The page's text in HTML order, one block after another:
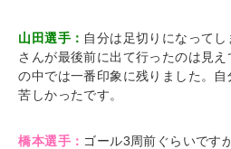
山田選手： 自分は足切りになって
さんが最後前に出て行ったのは見
の中では一番印象に残りました。
苦しかったです。
橋本選手： ゴール3周前ぐらいです